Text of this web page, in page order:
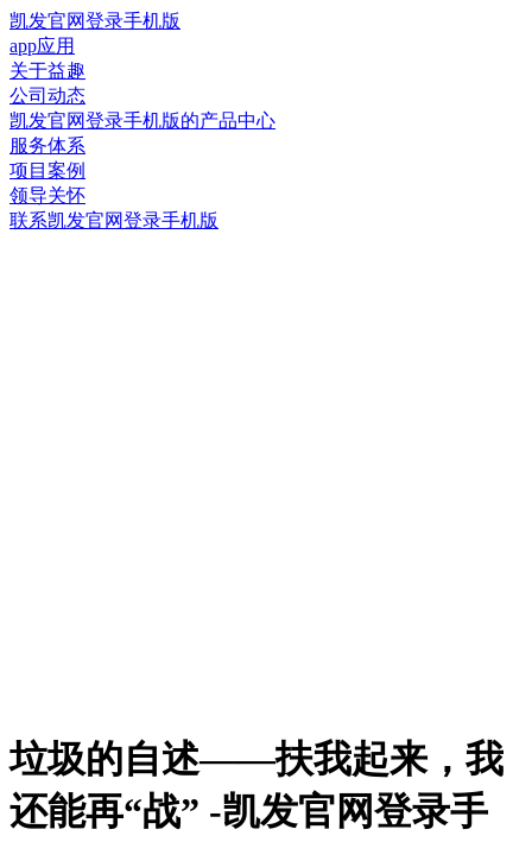
凯发官网登录手机版
app应用
关于益趣
公司动态
凯发官网登录手机版的产品中心
服务体系
项目案例
领导关怀
联系凯发官网登录手机版
垃圾的自述——扶我起来，我
还能再“战” -凯发官网登录手